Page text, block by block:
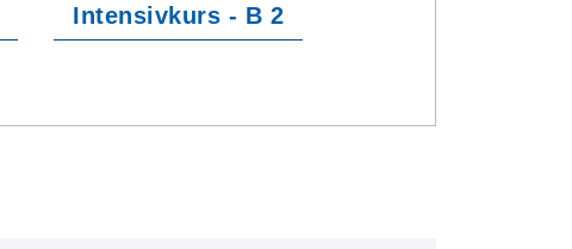
Intensivkurs - B 2